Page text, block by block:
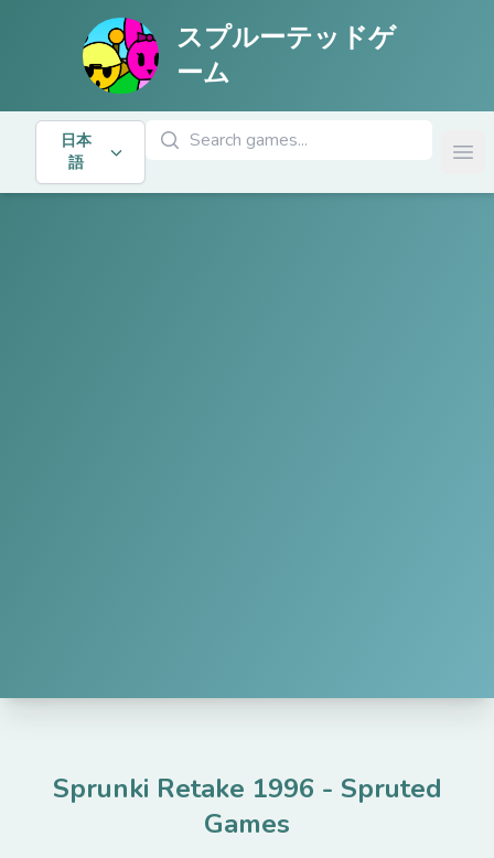
スプルーテッドゲ
ーム
日本
語
ゲームを検索
Sprunki Retake 1996 - Spruted
Games